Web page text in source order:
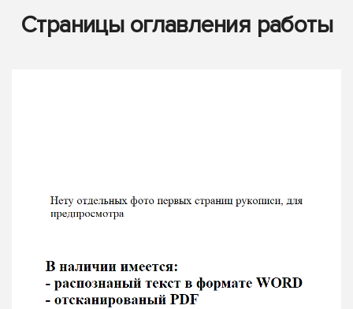
Страницы оглавления работы